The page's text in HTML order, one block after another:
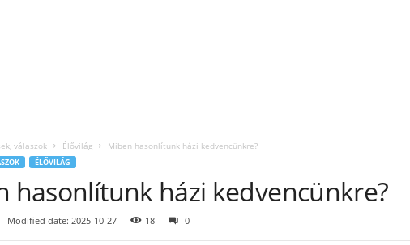
válaszok Élővilág Miben hasonlítunk házi kedvencünkre?
ÉLŐVILÁG
hasonlítunk házi kedvencünkre?
Modified date: 2025-10-27 18 0